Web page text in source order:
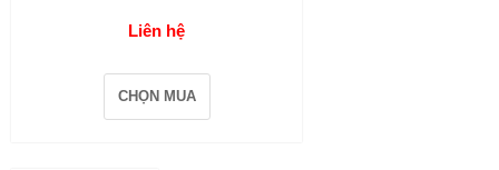
Liên hệ
CHỌN MUA